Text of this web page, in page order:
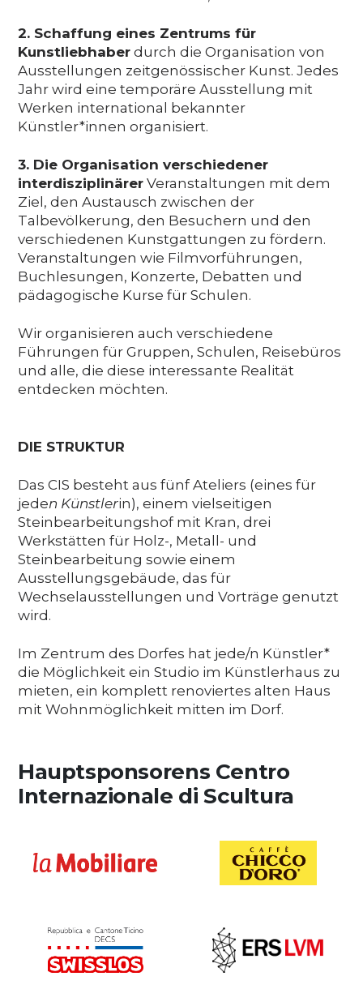
2. Schaffung eines Zentrums für
Kunstliebhaber durch die Organisation von
Ausstellungen zeitgenössischer Kunst. Jedes
Jahr wird eine temporäre Ausstellung mit
Werken international bekannter
Künstler*innen organisiert.
3. Die Organisation verschiedener
interdisziplinärer Veranstaltungen mit dem
Ziel, den Austausch zwischen der
Talbevölkerung, den Besuchern und den
verschiedenen Kunstgattungen zu fördern.
Veranstaltungen wie Filmvorführungen,
Buchlesungen, Konzerte, Debatten und
pädagogische Kurse für Schulen.
Wir organisieren auch verschiedene
Führungen für Gruppen, Schulen, Reisebüros
und alle, die diese interessante Realität
entdecken möchten.
DIE STRUKTUR
Das CIS besteht aus fünf Ateliers (eines für
jeden Künstlerin), einem vielseitigen
Steinbearbeitungshof mit Kran, drei
Werkstätten für Holz-, Metall- und
Steinbearbeitung sowie einem
Ausstellungsgebäude, das für
Wechselausstellungen und Vorträge genutzt
wird.
Im Zentrum des Dorfes hat jede/n Künstler*
die Möglichkeit ein Studio im Künstlerhaus zu
mieten, ein komplett renoviertes alten Haus
mit Wohnmöglichkeit mitten im Dorf.
Hauptsponsorens Centro
Internazionale di Scultura